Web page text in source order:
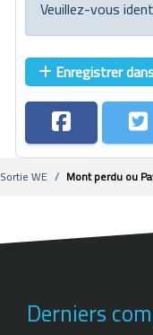
Veuillez-vous
Enregistrer
Sortie WE Mont perdu ou
Derniers